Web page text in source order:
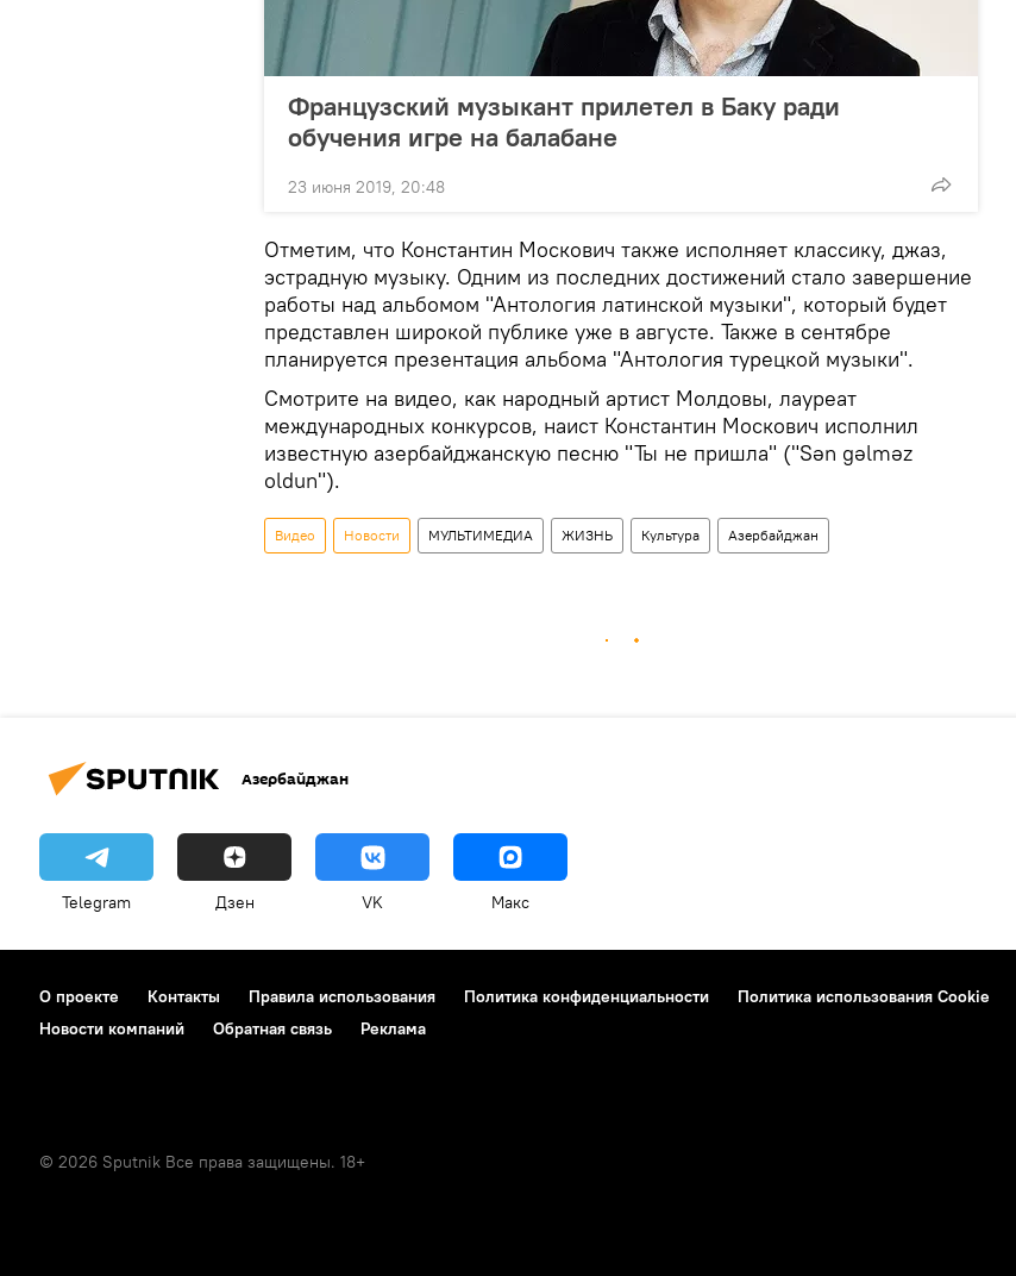
Французский музыкант прилетел в Баку ради
обучения игре на балабане
23 июня 2019, 20:48
Отметим, что Константин Москович также исполняет классику, джаз,
эстрадную музыку. Одним из последних достижений стало завершение
работы над альбомом "Антология латинской музыки", который будет
представлен широкой публике уже в августе. Также в сентябре
планируется презентация альбома "Антология турецкой музыки".
Смотрите на видео, как народный артист Молдовы, лауреат
международных конкурсов, наист Константин Москович исполнил
известную азербайджанскую песню "Ты не пришла" ("Sən gəlməz
oldun").
Видео Новости МУЛЬТИМЕДИА ЖИЗНЬ Культура Азербайджан
Азербайджан
Telegram Дзен VK Макс
О проекте Контакты Правила использования Политика конфиденциальности Политика использования Cookie
Новости компаний
Обратная связь Реклама
© 2026 Sputnik Все права защищены. 18+